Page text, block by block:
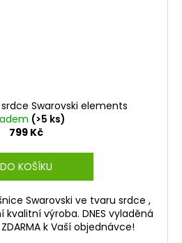
Swarovski elements
(>5 ks)
799 Kč
DO KOŠÍKU
Swarovski ve tvaru srdce ,
výroba. DNES vyladěná
k Vaší objednávce!